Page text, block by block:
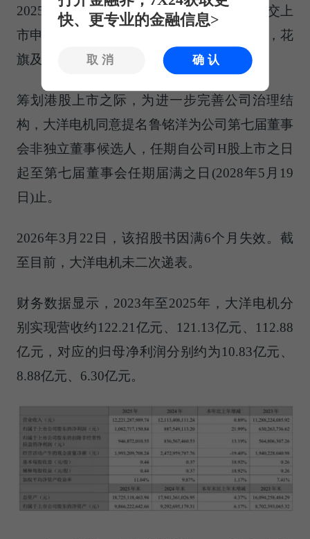
2025年9月22日，大洋电机向港交所主板提交上
市申请，迈出“A+H”双资本平台的关键一步，花
旗及华泰国际为其联席保荐人。
筹划港股上市之际，为进一步完善公司治理结
构，大洋电机同意提名鲁铭洋为公司第七届董事
会非独立董事候选人，任期自公司H股上市之日
起至第七届董事会任期届满之日(2028年5月19
日)止。
2026年3月22日，该招股书因满6个月失效。截
至目前，大洋电机未二次递表。
财务数据显示，2023年至2025年，大洋电机分
别实现营收约122.21亿元、121.13亿元、112.88
亿元，对应的归母净利润分别约为10.83亿元、
8.88亿元、6.30亿元。
快、更专业的金融信息>
取消 确认